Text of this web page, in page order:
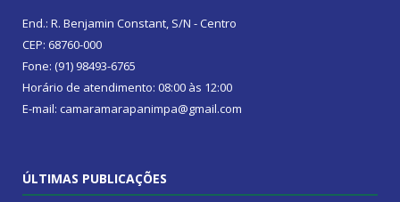
End.: R. Benjamin Constant, S/N - Centro
CEP: 68760-000
Fone: (91) 98493-6765
Horário de atendimento: 08:00 às 12:00
E-mail: camaramarapanimpa@gmail.com
ÚLTIMAS PUBLICAÇÕES